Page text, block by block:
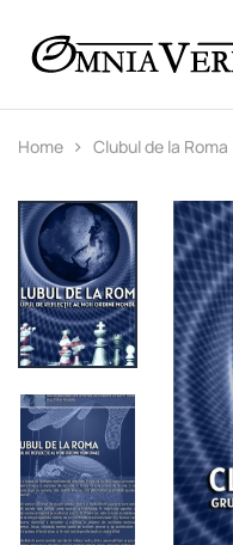
Home Clubul de la Roma